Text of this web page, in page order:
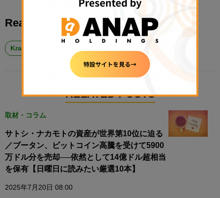
Read More About
Kraken #クラーケン
RELATED POSTS
取材・コラム
サトシ・ナカモトの資産が世界第10位に迫る
／ブータン、ビットコイン高騰を受けて5900
万ドル分を売却──依然として14億ドル超相当
を保有【日曜日に読みたい厳選10本】
2025年7月20日 08:00